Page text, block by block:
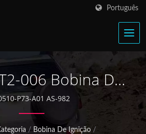
Português
006 Bobina De
Para Honda
/ Civic
P73-A01 AS-982
/ Bobina De Ignição /